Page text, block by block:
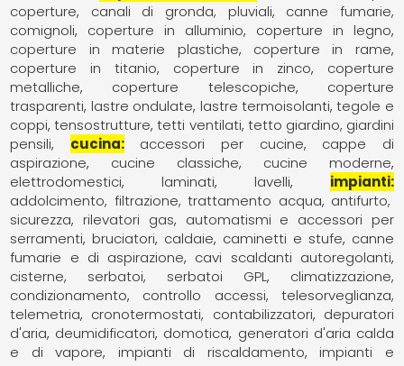
coperture
canali di gronda, pluviali
canne fumarie,
comignoli
coperture in alluminio
coperture in legno
coperture in materie plastiche
coperture in rame
coperture in titanio
coperture in zinco
coperture
metalliche
coperture telescopiche
coperture
trasparenti lastre ondulate lastre termoisolanti tegole e
coppi tensostrutture tetti ventilati tetto giardino, giardini
pensili
cucina accessori per cucine
cappe di
aspirazione
cucine classiche
cucine moderne
elettrodomestici
laminati lavelli
impianti
addolcimento, filtrazione, trattamento acqua antifurto,
sicurezza, rilevatori gas
automatismi e accessori per
serramenti bruciatori caldaie caminetti e stufe canne
fumarie e di aspirazione
cavi scaldanti autoregolanti
cisterne, serbatoi, serbatoi GPL
climatizzazione,
condizionamento
controllo accessi, telesorveglianza,
telemetria
cronotermostati, contabilizzatori
depuratori
d'aria deumidificatori domotica generatori d'aria calda
e di vapore
impianti di riscaldamento
impianti e